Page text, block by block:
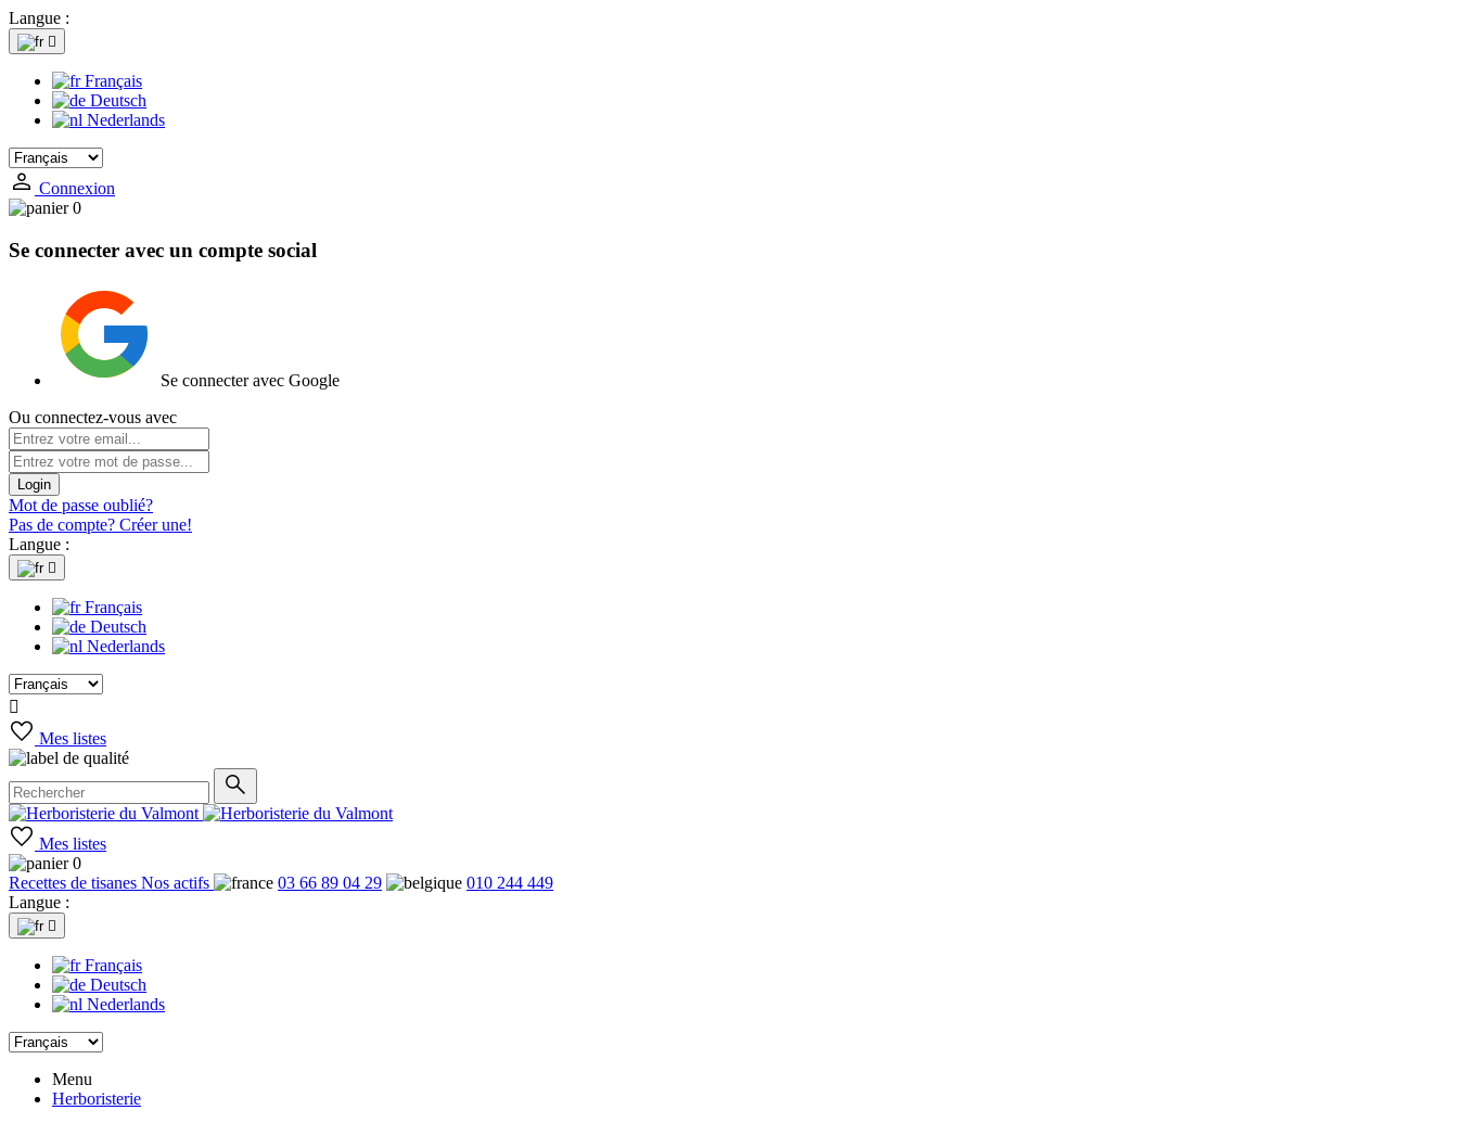
Langue :

Français
Deutsch
Nederlands
Connexion
0
Se connecter avec un compte social
Se connecter avec Google
Ou connectez-vous avec
Login
Mot de passe oublié?
Pas de compte? Créer une!
Langue :

Français
Deutsch
Nederlands

Mes listes
Mes listes
0
Recettes de tisanes Nos actifs 03 66 89 04 29
010 244 449
Langue :

Français
Deutsch
Nederlands
Menu
Herboristerie